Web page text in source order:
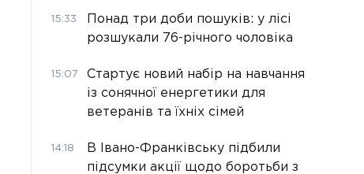
15:33
Понад три доби пошуків: у лісі
розшукали 76-річного чоловіка
15:07
Стартує новий набір на навчання
із сонячної енергетики для
ветеранів та їхніх сімей
14:18
В Івано-Франківську підбили
підсумки акції щодо боротьби з